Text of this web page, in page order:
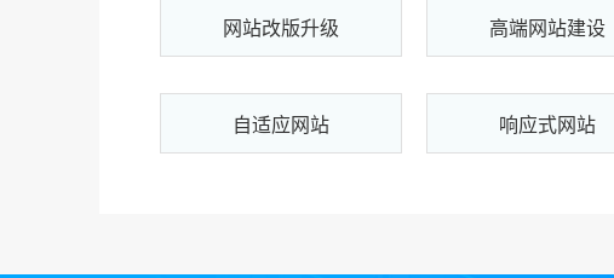
网站改版升级 高端网站建设
自适应网站 响应式网站